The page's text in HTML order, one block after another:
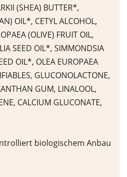
(SHEA) BUTTER*,
OIL*, CETYL ALCOHOL,
(OLIVE) FRUIT OIL,
SEED OIL*, SIMMONDSIA
OIL*, OLEA EUROPAEA
GLUCONOLACTONE,
GUM, LINALOOL,
CALCIUM GLUCONATE,
biologischem Anbau